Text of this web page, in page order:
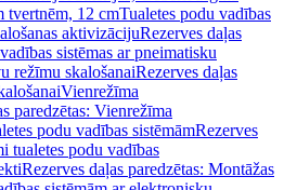
tvertnēm, 12 cmTualetes podu vadības
aktivizācijuRezerves daļas
sistēmas ar pneimatisku
režīmu skalošanaiRezerves daļas
Vienrežīma
paredzētas: Vienrežīma
podu vadības sistēmāmRezerves
tualetes podu vadības
Rezerves daļas paredzētas: Montāžas